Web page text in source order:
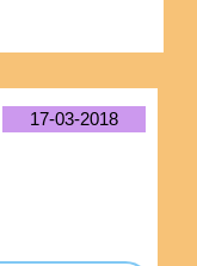
17-03-2018